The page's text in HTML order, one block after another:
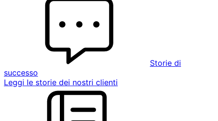
Storie di
successo
Leggi le storie dei nostri clienti